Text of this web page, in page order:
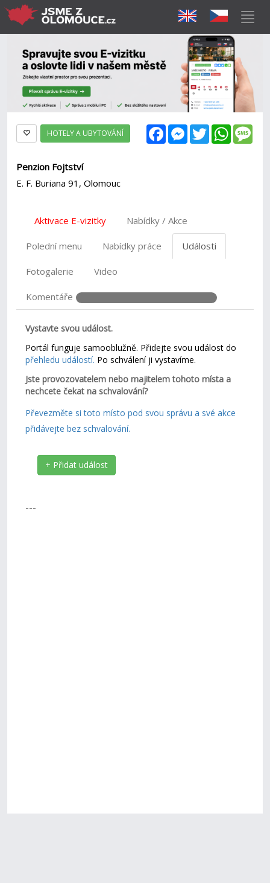
FacebookMessenger
Twitter
HOTELY A UBYTOVÁNÍ
Penzion Fojtství
E. F. Buriana 91, Olomouc
Aktivace E-vizitky Nabídky / Akce
Polední menu Nabídky práce Události
Fotogalerie Video
Komentáře
Vystavte svou událost.
Portál funguje samooblužně. Přidejte svou událost do
přehledu událostí. Po schválení ji vystavíme.
Jste provozovatelem nebo majitelem tohoto místa a
nechcete čekat na schvalování?
Převezměte si toto místo pod svou správu a své akce
přidávejte bez schvalování.
+ Přidat událost
---